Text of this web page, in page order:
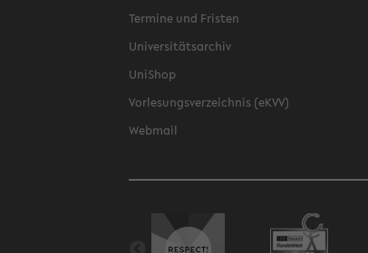
Termine und Fristen
Universitätsarchiv
UniShop
Vorlesungsverzeichnis (eKVV)
Webmail